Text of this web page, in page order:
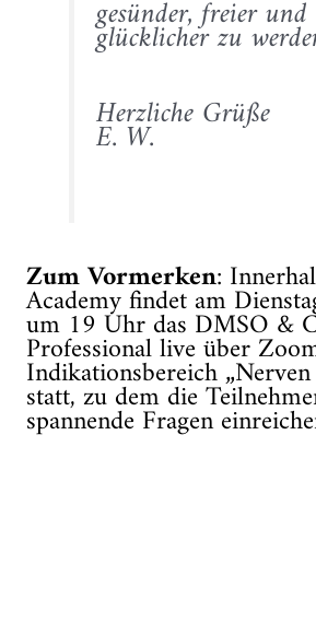
gesünder, freier und
glücklicher zu
Herzliche Grüße
E. W.
Zum Vormerken:
Academy findet am
um 19 Uhr das DMSO &
Professional live über
Indikationsbereich
statt, zu dem die
spannende Fragen